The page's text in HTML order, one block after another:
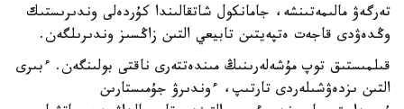
تەرگەۋ مالىمەتىنشە، جامانكول شاتقالىندا كۇردەلى وندىرىستىك
وڭدەۋدى قاجەت ەتپەيتىن تابيعي التىن زاڭسىز وندىرىلگەن.
قىلمىستىق توپ مۇشەلەرىنىڭ مىندەتتەرى ناقتى بولىنگەن. ءبىرى
التىن ىزدەۋشىلەردى تارتىپ، ءوندىرۋ جۇمىستارىن